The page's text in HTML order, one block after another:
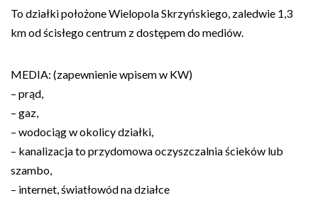
To działki położone Wielopola Skrzyńskiego, zaledwie 1,3
km od ścisłego centrum z dostępem do mediów.
MEDIA: (zapewnienie wpisem w KW)
– prąd,
– gaz,
– wodociąg w okolicy działki,
– kanalizacja to przydomowa oczyszczalnia ścieków lub
szambo,
– internet, światłowód na działce